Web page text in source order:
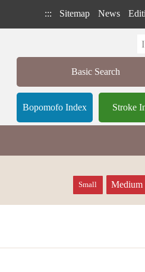
::: Sitemap News
Basic Search
Bopomofo Index Stroke
Small Medium